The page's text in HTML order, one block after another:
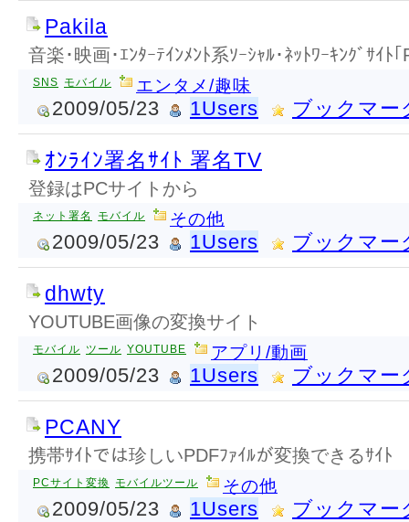
Pakila
音楽･映画･ｴﾝﾀｰﾃｲﾝﾒﾝﾄ系ｿｰｼｬﾙ･ﾈｯﾄﾜｰｷﾝｸﾞｻｲﾄ
SNS モバイル エンタメ/趣味
2009/05/23 1Users ブックマー
ｵﾝﾗｲﾝ署名ｻｲﾄ 署名TV
登録はPCサイトから
ネット署名 モバイル その他
2009/05/23 1Users ブックマー
dhwty
YOUTUBE画像の変換サイト
モバイル ツール YOUTUBE アプリ/動画
2009/05/23 1Users ブックマー
PCANY
携帯ｻｲﾄでは珍しいPDFﾌｧｲﾙが変換できるｻｲﾄ
PCサイト変換 モバイルツール その他
2009/05/23 1Users ブックマー